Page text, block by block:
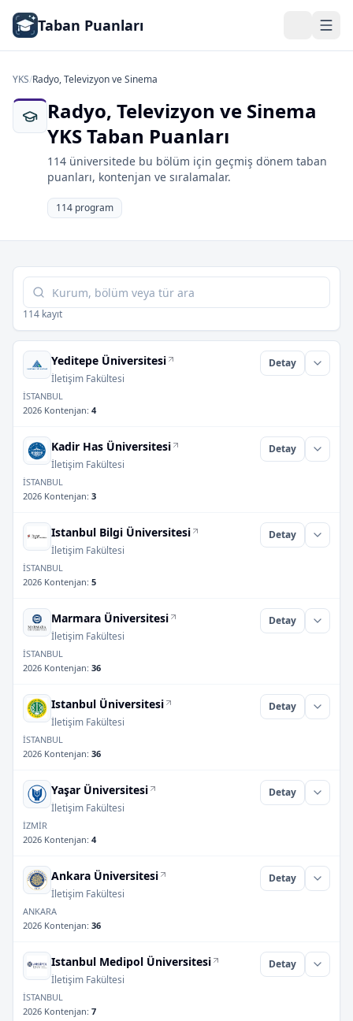
Taban Puanları
YKS/Radyo, Televizyon ve Sinema
Radyo, Televizyon ve Sinema
YKS Taban Puanları
114 üniversitede bu bölüm için geçmiş dönem taban
puanları, kontenjan ve sıralamalar.
114 program
Tabloda ara
114 kayıt
Yeditepe Üniversitesi
İletişim Fakültesi
Detay
İSTANBUL
2026 Kontenjan: 4
Kadir Has Üniversitesi
İletişim Fakültesi
Detay
İSTANBUL
2026 Kontenjan: 3
Istanbul Bilgi Üniversitesi
İletişim Fakültesi
Detay
İSTANBUL
2026 Kontenjan: 5
Marmara Üniversitesi
İletişim Fakültesi
Detay
İSTANBUL
2026 Kontenjan: 36
Istanbul Üniversitesi
İletişim Fakültesi
Detay
İSTANBUL
2026 Kontenjan: 36
Yaşar Üniversitesi
İletişim Fakültesi
Detay
İZMİR
2026 Kontenjan: 4
Ankara Üniversitesi
İletişim Fakültesi
Detay
ANKARA
2026 Kontenjan: 36
Istanbul Medipol Üniversitesi
İletişim Fakültesi
Detay
İSTANBUL
2026 Kontenjan: 7